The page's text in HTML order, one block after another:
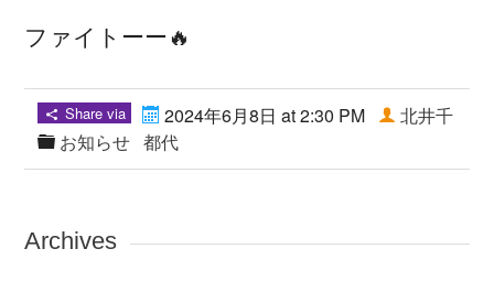
ファイトーー🔥
Share via
2024年6月8日 at 2:30 PM
お知らせ
北井千
都代
Archives